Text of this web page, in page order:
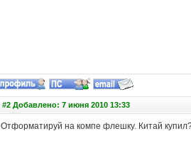
#2 Добавлено: 7 июня 2010 13:33
Отформатируй на компе флешку. Китай